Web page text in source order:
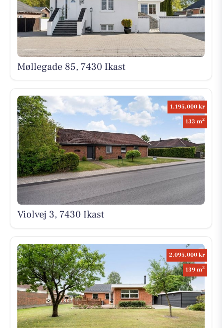
Møllegade 85, 7430 Ikast
1.195.000 kr
133 m2
Violvej 3, 7430 Ikast
2.095.000 kr
139 m2